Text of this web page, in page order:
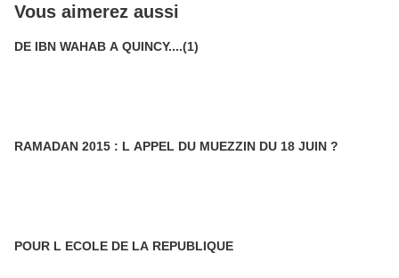
Vous aimerez aussi
DE IBN WAHAB A QUINCY....(1)
RAMADAN 2015 : L APPEL DU MUEZZIN DU 18 JUIN ?
POUR L ECOLE DE LA REPUBLIQUE